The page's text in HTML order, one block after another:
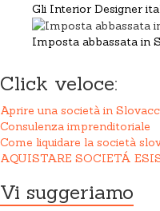
Gli Interior Designer
Imposta abbassata in
Click veloce:
Aprire una società in
Consulenza imprenditoriale
Come liquidare la società
AQUISTARE SOCIETÁ
Vi suggeriamo